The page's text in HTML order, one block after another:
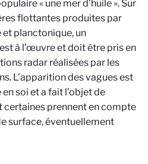
« une mer d’huile ». Sur
flottantes produites par
planctonique, un
à l’œuvre et doit être pris en
radar réalisées par les
L’apparition des vagues est
soi et a fait l’objet de
certaines prennent en compte
surface, éventuellement